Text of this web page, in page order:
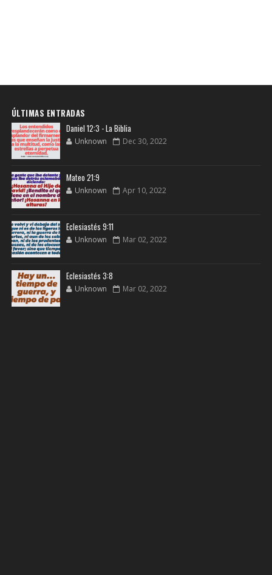
ÚLTIMAS ENTRADAS
Daniel 12:3 - La Biblia
Unknown Dec 30, 2022
Mateo 21:9
Unknown Apr 10, 2022
Eclesiastés 9:11
Unknown Mar 02, 2022
Eclesiastés 3:8
Unknown Mar 02, 2022